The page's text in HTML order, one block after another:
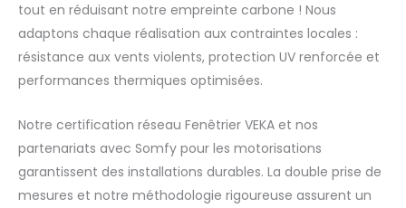
tout en réduisant notre empreinte carbone ! Nous
adaptons chaque réalisation aux contraintes locales :
résistance aux vents violents, protection UV renforcée et
performances thermiques optimisées.
Notre certification réseau Fenêtrier VEKA et nos
partenariats avec Somfy pour les motorisations
garantissent des installations durables. La double prise de
mesures et notre méthodologie rigoureuse assurent un